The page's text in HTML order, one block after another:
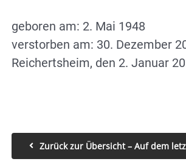
geboren am: 2. Mai 1948
verstorben am: 30. Dezember
Reichertsheim, den 2. Januar
Zurück zur Übersicht – Auf dem